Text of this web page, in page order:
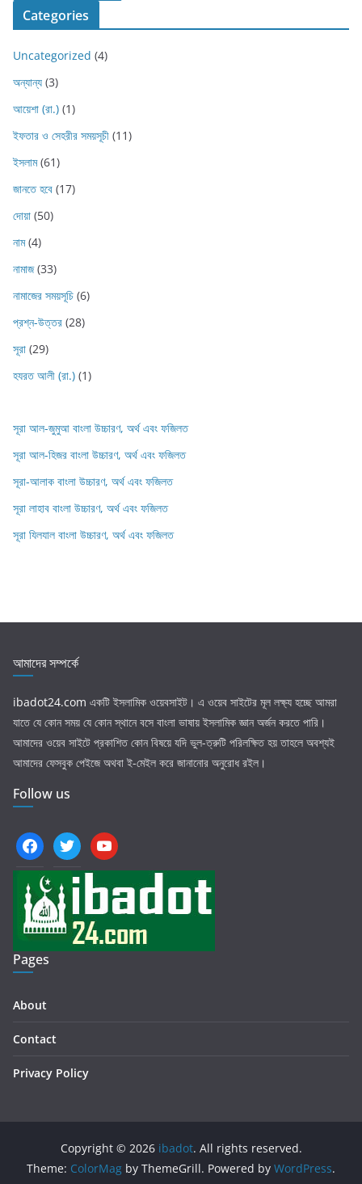
Categories
Uncategorized (4)
অন্যান্য (3)
আয়েশা (রা.) (1)
ইফতার ও সেহরীর সময়সূচী (11)
ইসলাম(61)
জানতে হবে (17)
দোয়া (50)
নাম(4)
নামাজ(33)
নামাজের সময়সূচি (6)
প্রশ্ন-উত্তর (28)
সূরা (29)
হযরত আলী (রা.) (1)
সূরা আল-জুমুআ বাংলা উচ্চারণ, অর্থ এবং ফজিলত
সূরা আল-হিজর বাংলা উচ্চারণ, অর্থ এবং ফজিলত
সূরা-আলাক বাংলা উচ্চারণ, অর্থ এবং ফজিলত
সূরা লাহাব‌‌‌ বাংলা উচ্চারণ, অর্থ এবং ফজিলত
সূরা যিলযাল বাংলা উচ্চারণ, অর্থ এবং ফজিলত
আমাদের সম্পর্কে
ibadot24.com একটি ইসলামিক ওয়েবসাইট। এ ওয়েব সাইটের মূল লক্ষ্য হচ্ছে আমরা
যাতে যে কোন সময় যে কোন স্থানে বসে বাংলা ভাষায় ইসলামিক জ্ঞান অর্জন করতে পারি।
আমাদের ওয়েব সাইটে প্রকাশিত কোন বিষয়ে যদি ভুল-ত্রুটি পরিলক্ষিত হয় তাহলে অবশ্যই
আমাদের ফেসবুক পেইজে অথবা ই-মেইল করে জানানোর অনুরোধ রইল।
Follow us
facebooktwitter youtube
Pages
About
Contact
Privacy Policy
Copyright © 2026 ibadot. All rights reserved.
Theme: ColorMag by ThemeGrill. Powered by WordPress.